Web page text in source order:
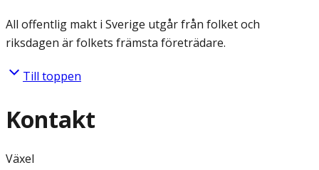
All offentlig makt i Sverige utgår från folket och
riksdagen är folkets främsta företrädare.
Till toppen
Kontakt
Växel